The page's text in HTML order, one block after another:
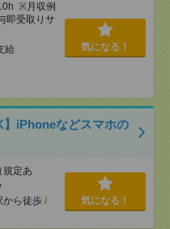
※月収例
即受取りサ
給
気になる！
】iPhoneなどスマホの
定あ
から徒歩 /
気になる！